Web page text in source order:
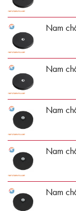
Nam
Nam
Nam
Nam
Nam